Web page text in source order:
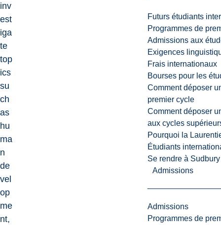
Futurs étudiants
Programmes de
Admissions aux
Exigences
Frais internationaux
Bourses pour les
Comment déposer
premier cycle
Comment déposer
aux cycles
Pourquoi la
Étudiants
Se rendre à Sudbury
Admissions
Admissions
Programmes de
inv
est
iga
te
top
ics
su
ch
as
hu
ma
n
de
vel
op
me
nt,